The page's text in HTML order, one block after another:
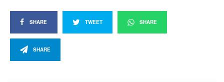
SHARE TWEET SHARE
SHARE